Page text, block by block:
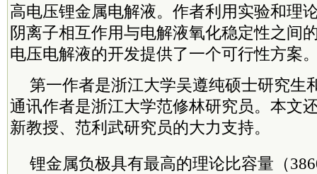
高电压锂金属电解液。作者利用实验和理
阴离子相互作用与电解液氧化稳定性之间
电压电解液的开发提供了一个可行性方案
第一作者是浙江大学吴遵纯硕士研究生
通讯作者是浙江大学范修林研究员。本文
新教授、范利武研究员的大力支持。
锂金属负极具有最高的理论比容量（